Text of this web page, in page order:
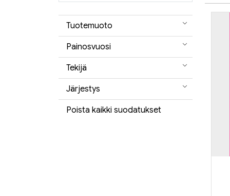
Tuotemuoto
Painosvuosi
Tekijä
Järjestys
Poista kaikki suodatukset